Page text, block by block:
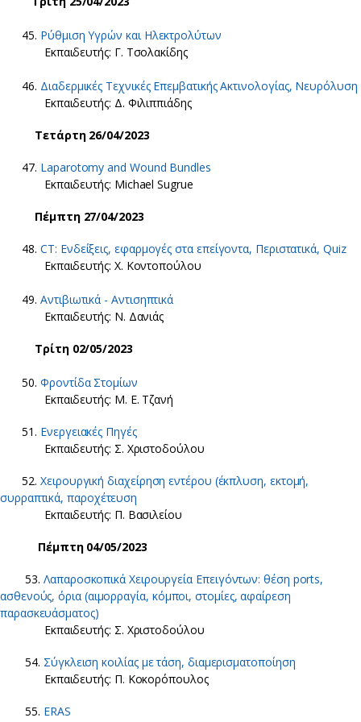
45. Ρύθμιση Υγρών και Ηλεκτρολύτων
Εκπαιδευτής: Γ. Τσολακίδης
46. Διαδερμικές Τεχνικές Επεμβατικής Ακτινολογίας, Νευρόλυση
Εκπαιδευτής: Δ. Φιλιππιάδης
Τετάρτη 26/04/2023
47. Laparotomy and Wound Bundles
Εκπαιδευτής: Michael Sugrue
Πέμπτη 27/04/2023
48.CT: Ενδείξεις, εφαρμογές στα επείγοντα, Περιστατικά, Quiz
Εκπαιδευτής: Χ. Κοντοπούλου
49.Αντιβιωτικά - Αντισηπτικά
Εκπαιδευτής: Ν. Δανιάς
Τρίτη 02/05/2023
50.Φροντίδα Στομίων
Εκπαιδευτής: Μ. Ε. Τζανή
51. Ενεργειακές Πηγές
Eκπαιδευτής: Σ. Χριστοδούλου
52.Χειρουργική διαχείρηση εντέρου (έκπλυση, εκτομή,
συρραπτικά, παροχέτευση
Εκπαιδευτής: Π. Βασιλείου
Πέμπτη 04/05/2023
53.Λαπαροσκοπικά Χειρουργεία Επειγόντων: θέση ports,
ασθενούς, όρια (αιμορραγία, κόμποι, στομίες, αφαίρεση
παρασκευάσματος)
Εκπαιδευτής: Σ. Χριστοδούλου
54. Σύγκλειση κοιλίας με τάση, διαμερισματοποίηση
Εκπαιδευτής: Π. Κοκορόπουλος
55. ERAS